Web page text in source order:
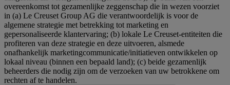
overeenkomst tot gezamenlijke zeggenschap die in wezen voorziet
in (a) Le Creuset Group AG die verantwoordelijk is voor de
algemene strategie met betrekking tot marketing en
gepersonaliseerde klantervaring; (b) lokale Le Creuset-entiteiten die
profiteren van deze strategie en deze uitvoeren, alsmede
onafhankelijk marketingcommunicatie/initiatieven ontwikkelen op
lokaal niveau (binnen een bepaald land); (c) beide gezamenlijk
beheerders die nodig zijn om de verzoeken van uw betrokkene om
rechten af te handelen.